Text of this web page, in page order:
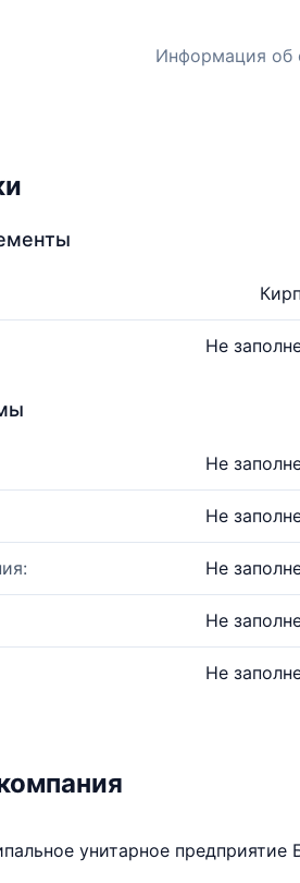
Информация об
Не
Не
Не
Не
Не
Не
унитарное